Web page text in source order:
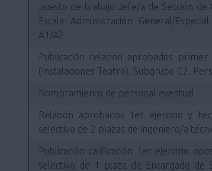
puesto de trabajo Jefe/a de Sección de
Escala Administración General/
A1/A2
Publicación relación aprobados
(Instalaciones Teatro), Subgrupo C2.
Nombramiento de personal eventual
Relación aprobados 1er ejercicio y
selectivo de 2 plazas de ingeniero/a
Publicación calificación 1er ejercicio
selectivo de 1 plaza de Encargado de